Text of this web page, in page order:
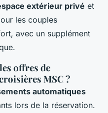
extérieur privé et
les couples
avec un supplément
offres de
MSC ?
automatiques
lors de la réservation.